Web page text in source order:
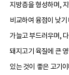
지방층을 형성하며,
비교하여 융점이 낮
가늘고 부드러우며,
돼지고기 육질에 큰
있는 것이 좋은 고기